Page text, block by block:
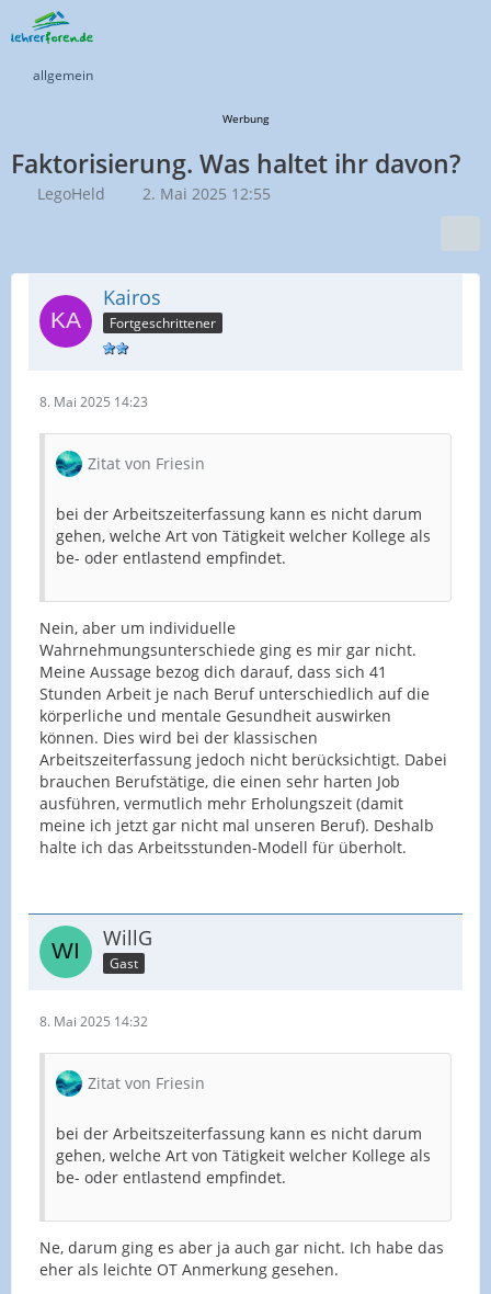
allgemein
Werbung
Faktorisierung. Was haltet ihr davon?
LegoHeld 2. Mai 2025 12:55
Kairos
Fortgeschrittener
8. Mai 2025 14:23
Zitat von Friesin
bei der Arbeitszeiterfassung kann es nicht darum
gehen, welche Art von Tätigkeit welcher Kollege als
be- oder entlastend empfindet.
Nein, aber um individuelle
Wahrnehmungsunterschiede ging es mir gar nicht.
Meine Aussage bezog dich darauf, dass sich 41
Stunden Arbeit je nach Beruf unterschiedlich auf die
körperliche und mentale Gesundheit auswirken
können. Dies wird bei der klassischen
Arbeitszeiterfassung jedoch nicht berücksichtigt. Dabei
brauchen Berufstätige, die einen sehr harten Job
ausführen, vermutlich mehr Erholungszeit (damit
meine ich jetzt gar nicht mal unseren Beruf). Deshalb
halte ich das Arbeitsstunden-Modell für überholt.
WillG
Gast
8. Mai 2025 14:32
Zitat von Friesin
bei der Arbeitszeiterfassung kann es nicht darum
gehen, welche Art von Tätigkeit welcher Kollege als
be- oder entlastend empfindet.
Ne, darum ging es aber ja auch gar nicht. Ich habe das
eher als leichte OT Anmerkung gesehen.